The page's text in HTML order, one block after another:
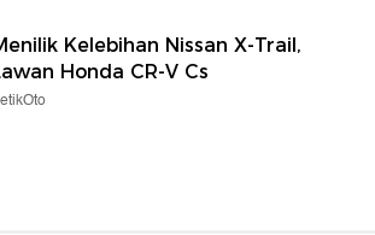
Kelebihan Nissan X-Trail,
Honda CR-V Cs